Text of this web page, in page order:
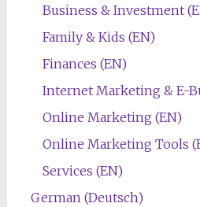
Business & Investment
Family & Kids (EN)
Finances (EN)
Internet Marketing & E-
Online Marketing (EN)
Online Marketing Tools
Services (EN)
German (Deutsch)